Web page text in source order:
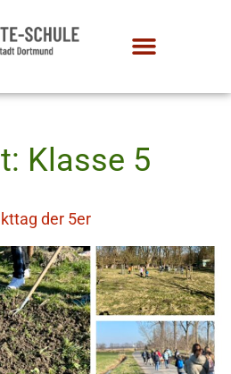
Klasse 5
der 5er